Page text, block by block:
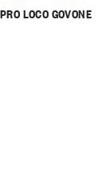
PRO LOCO GOVONE